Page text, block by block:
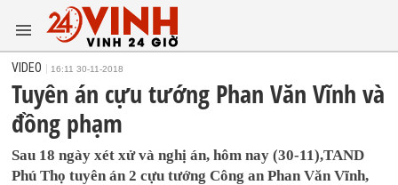
VIDEO 16:11 30-11-2018
Tuyên án cựu tướng Phan Văn Vĩnh và
đồng phạm
Sau 18 ngày xét xử và nghị án, hôm nay (30-11),TAND
Phú Thọ tuyên án 2 cựu tướng Công an Phan Văn Vĩnh,